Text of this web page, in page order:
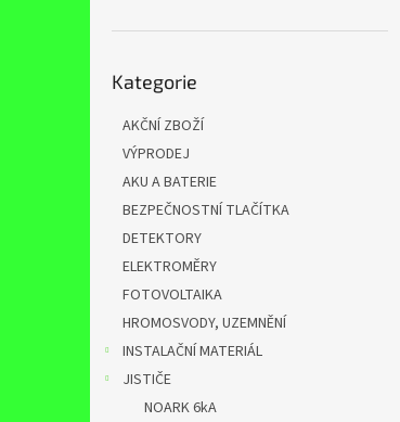
kategorie
Kategorie
AKČNÍ ZBOŽÍ
VÝPRODEJ
AKU A BATERIE
BEZPEČNOSTNÍ TLAČÍTKA
DETEKTORY
ELEKTROMĚRY
FOTOVOLTAIKA
HROMOSVODY, UZEMNĚNÍ
INSTALAČNÍ MATERIÁL
JISTIČE
NOARK 6kA